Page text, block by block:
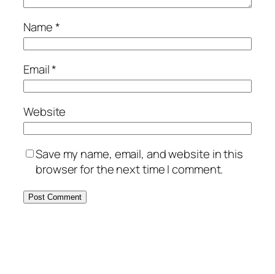
Name*
Email*
Website
Save my name, email, and website in this
browser for the next time I comment.